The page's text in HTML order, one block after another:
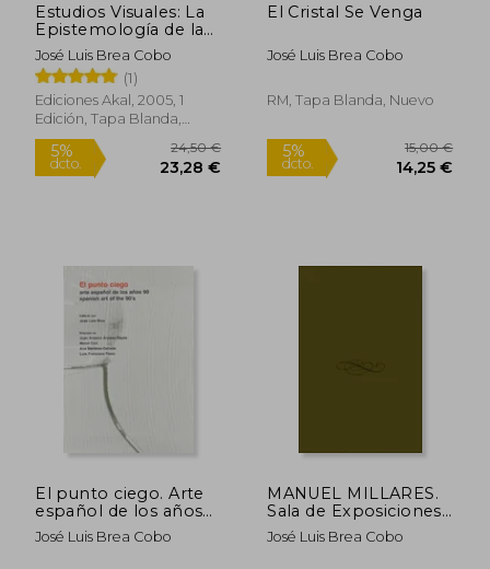
Estudios Visuales: La
Epistemología de la
Visualidad en la era de
la Globalización
José Luis Brea Cobo
(1)
Ediciones Akal, 2005, 1
Edición, Tapa Blanda,
Nuevo
5%
dcto.
El Cristal Se Venga
José Luis Brea Cobo
RM, Tapa Blanda, Nuevo
El punto ciego. Arte
español de los años
90 (Focus)
José Luis Brea Cobo
MANUEL MILLARES.
Sala de Exposiciones
de la Diputación de
Málaga. Del 16 de
José Luis Brea Cobo